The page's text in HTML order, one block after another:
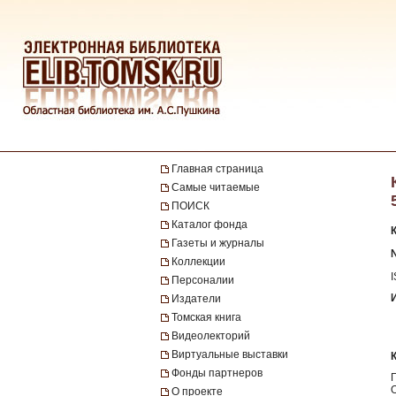
Главная страница
Самые читаемые
ПОИСК
Каталог фонда
Газеты и журналы
Коллекции
Персоналии
Издатели
Томская книга
Видеолекторий
Виртуальные выставки
Фонды партнеров
О проекте